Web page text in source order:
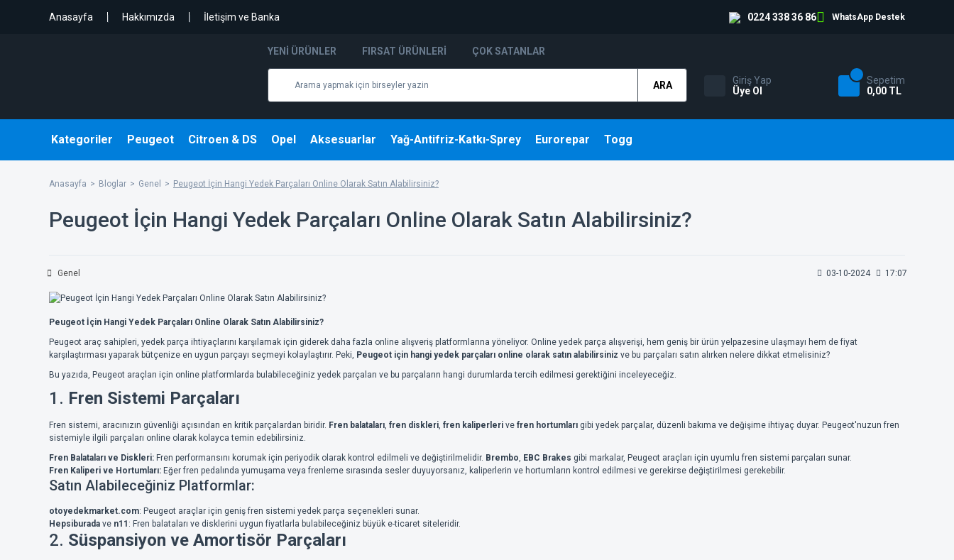
Anasayfa Hakkımızda İletişim ve Banka 0224 338 36 86 WhatsApp Destek
YENI ÜRÜNLER FIRSAT ÜRÜNLERI ÇOK SATANLAR
ARA
Giriş Yap
Üye Ol
Sepetim
0,00 TL
Kategoriler Peugeot Citroen & DS Opel Aksesuarlar Yağ-Antifriz-Katkı-Sprey Eurorepar Togg
Anasayfa Bloglar Genel Peugeot İçin Hangi Yedek Parçaları Online Olarak Satın Alabilirsiniz?
Peugeot İçin Hangi Yedek Parçaları Online Olarak Satın Alabilirsiniz?
Genel 03-10-2024 17:07
Peugeot İçin Hangi Yedek Parçaları Online Olarak Satın Alabilirsiniz?
Peugeot araç sahipleri, yedek parça ihtiyaçlarını karşılamak için giderek daha fazla online alışveriş platformlarına yöneliyor. Online yedek parça alışverişi, hem geniş bir ürün yelpazesine ulaşmayı hem de fiyat
karşılaştırması yaparak bütçenize en uygun parçayı seçmeyi kolaylaştırır. Peki, Peugeot için hangi yedek parçaları online olarak satın alabilirsiniz ve bu parçaları satın alırken nelere dikkat etmelisiniz?
Bu yazıda, Peugeot araçları için online platformlarda bulabileceğiniz yedek parçaları ve bu parçaların hangi durumlarda tercih edilmesi gerektiğini inceleyeceğiz.
1. Fren Sistemi Parçaları
Fren sistemi, aracınızın güvenliği açısından en kritik parçalardan biridir. Fren balataları, fren diskleri, fren kaliperleri ve fren hortumları gibi yedek parçalar, düzenli bakıma ve değişime ihtiyaç duyar. Peugeot'nuzun fren
sistemiyle ilgili parçaları online olarak kolayca temin edebilirsiniz.
Fren Balataları ve Diskleri: Fren performansını korumak için periyodik olarak kontrol edilmeli ve değiştirilmelidir. Brembo, EBC Brakes gibi markalar, Peugeot araçları için uyumlu fren sistemi parçaları sunar.
Fren Kaliperi ve Hortumları: Eğer fren pedalında yumuşama veya frenleme sırasında sesler duyuyorsanız, kaliperlerin ve hortumların kontrol edilmesi ve gerekirse değiştirilmesi gerekebilir.
Satın Alabileceğiniz Platformlar:
otoyedekmarket.com: Peugeot araçlar için geniş fren sistemi yedek parça seçenekleri sunar.
Hepsiburada ve n11 : Fren balataları ve disklerini uygun fiyatlarla bulabileceğiniz büyük e-ticaret siteleridir.
2. Süspansiyon ve Amortisör Parçaları